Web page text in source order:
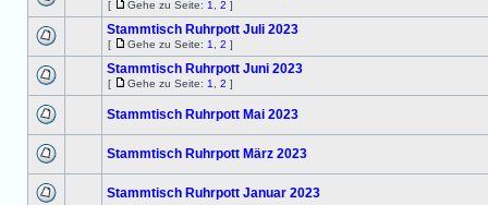
[ Gehe zu Seite: 1 2 ]
Stammtisch Ruhrpott Juli 2023
[ Gehe zu Seite: 1 2 ]
Stammtisch Ruhrpott Juni 2023
[ Gehe zu Seite: 1 2 ]
Stammtisch Ruhrpott Mai 2023
Stammtisch Ruhrpott März 2023
Stammtisch Ruhrpott Januar 2023